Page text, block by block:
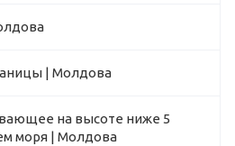
| Молдова
на высоте ниже 5
моря | Молдова